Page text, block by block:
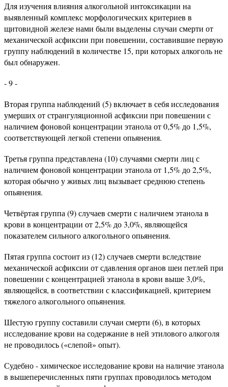
Для изучения влияния алкогольной интоксикации на
выявленный комплекс морфологических критериев в
щитовидной железе нами были выделены случаи смерти от
механической асфиксии при повешении, составившие первую
группу наблюдений в количестве 15, при которых алкоголь не
был обнаружен.
- 9 -
Вторая группа наблюдений (5) включает в себя исследования
умерших от странгуляционной асфиксии при повешении с
наличием фоновой концентрации этанола от 0,5% до 1,5%,
соответствующей легкой степени опьянения.
Третья группа представлена (10) случаями смерти лиц с
наличием фоновой концентрации этанола от 1,5% до 2,5%,
которая обычно у живых лиц вызывает среднюю степень
опьянения.
Четвёртая группа (9) случаев смерти с наличием этанола в
крови в концентрации от 2,5% до 3,0%, являющейся
показателем сильного алкогольного опьянения.
Пятая группа состоит из (12) случаев смерти вследствие
механической асфиксии от сдавления органов шеи петлей при
повешении с концентрацией этанола в крови выше 3,0%,
являющейся, в соответствии с классификацией, критерием
тяжелого алкогольного опьянения.
Шестую группу составили случаи смерти (6), в которых
исследование крови на содержание в ней этилового алкоголя
не проводилось («слепой» опыт).
Судебно - химическое исследование крови на наличие этанола
в вышеперечисленных пяти группах проводилось методом